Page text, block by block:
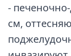
-
см,